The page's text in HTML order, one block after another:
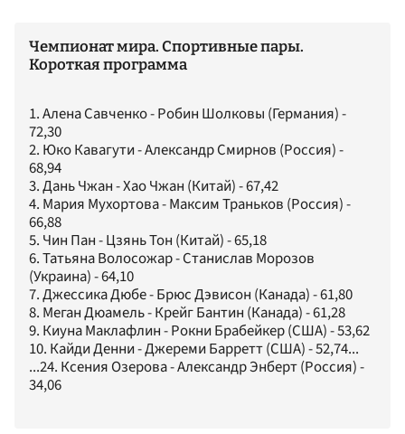
Чемпионат мира. Спортивные пары.
Короткая программа
1. Алена Савченко - Робин Шолковы (Германия) -
72,30
2. Юко Кавагути - Александр Смирнов (Россия) -
68,94
3. Дань Чжан - Хао Чжан (Китай) - 67,42
4. Мария Мухортова - Максим Траньков (Россия) -
66,88
5. Чин Пан - Цзянь Тон (Китай) - 65,18
6. Татьяна Волосожар - Станислав Морозов
(Украина) - 64,10
7. Джессика Дюбе - Брюс Дэвисон (Канада) - 61,80
8. Меган Дюамель - Крейг Бантин (Канада) - 61,28
9. Киуна Маклафлин - Рокни Брабейкер (США) - 53,62
10. Кайди Денни - Джереми Барретт (США) - 52,74...
...24. Ксения Озерова - Александр Энберт (Россия) -
34,06